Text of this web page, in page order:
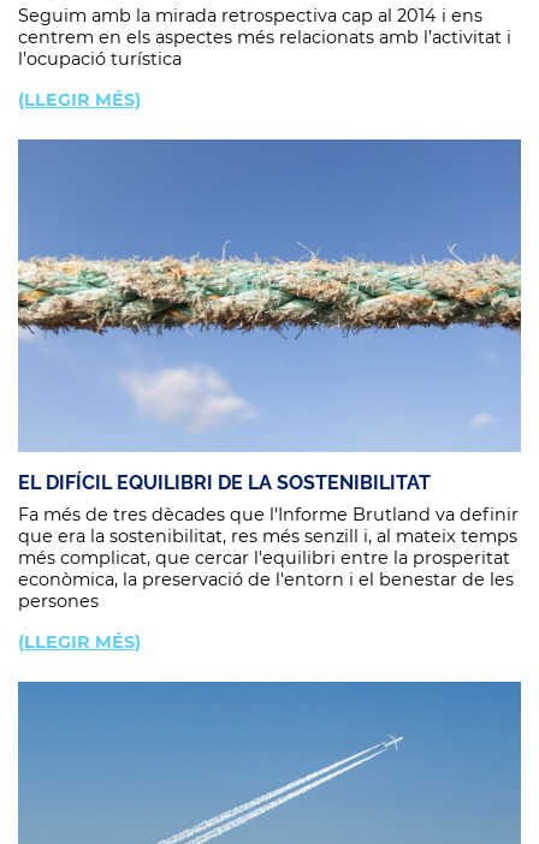
Seguim amb la mirada retrospectiva cap al 2014 i ens
centrem en els aspectes més relacionats amb l’activitat i
l’ocupació turística
(LLEGIR MÉS)
EL DIFÍCIL EQUILIBRI DE LA SOSTENIBILITAT
Fa més de tres dècades que l'Informe Brutland va definir
que era la sostenibilitat, res més senzill i, al mateix temps
més complicat, que cercar l'equilibri entre la prosperitat
econòmica, la preservació de l'entorn i el benestar de les
persones
(LLEGIR MÉS)